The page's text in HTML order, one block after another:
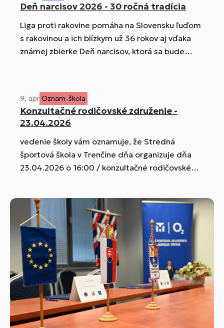
Deň narcisov 2026 - 30 ročná tradícia
Liga proti rakovine pomáha na Slovensku ľuďom
s rakovinou a ich blízkym už 36 rokov aj vďaka
známej zbierke Deň narcisov, ktorá sa bude
ročník. V tento deň môžeme pripnutím kvietku
narcisu vyjadriť spolupatričnosť onkologickým
pacientom a dobrovoľným finančným
príspevkom podporiť projekty, ktoré pre nich
Liga bezplatne realizuje. Na Slovensku ročne
pribúda približne 40 000 onkologických
pacientov a ...
9. apr Oznam-škola
Konzultačné rodičovské združenie -
23.04.2026
vedenie školy vám oznamuje, že Stredná
športová škola v Trenčíne dňa organizuje dňa
23.04.2026 o 16:00 / konzultačné rodičovské